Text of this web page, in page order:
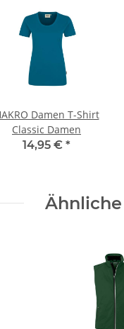
Damen T-Shirt
Classic Damen
14,95 € *